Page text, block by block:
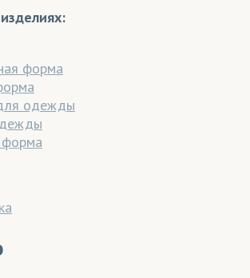
форма
одежды
форма